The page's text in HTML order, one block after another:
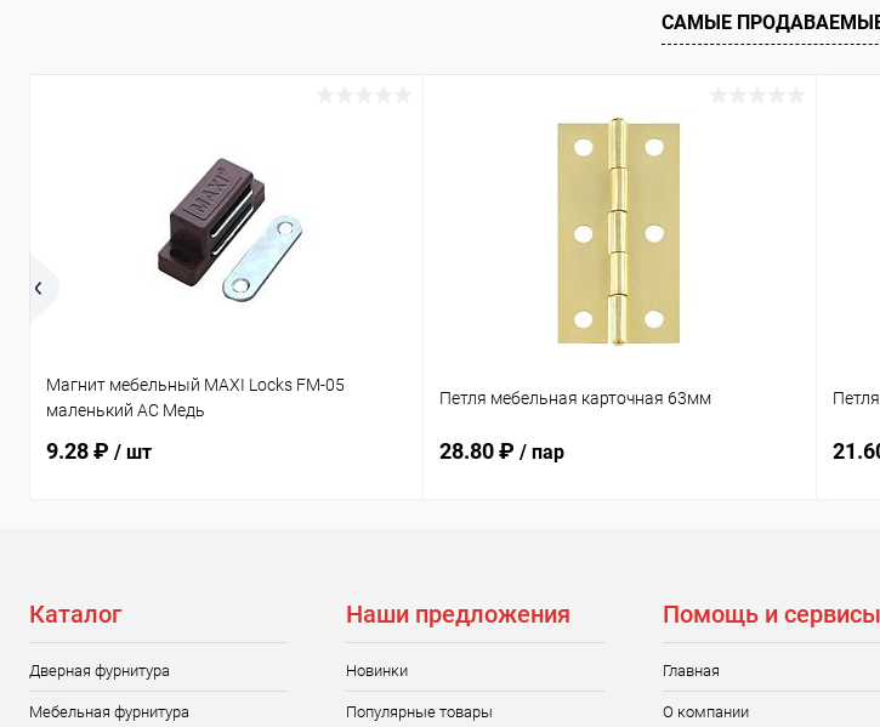
В наличии
САМЫЕ
Магнит мебельный MAXI Locks FM-05
маленький AC Медь
9.28 ₽ / шт
Петля мебельная карточная 63мм
28.80 ₽ / пар
Каталог
Дверная фурнитура
Мебельная фурнитура
Наши предложения
Новинки
Популярные товары
Помощь и сервисы
Главная
О компании